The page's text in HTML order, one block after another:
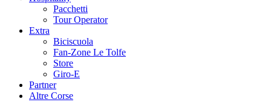
Pacchetti
Tour Operator
Extra
Biciscuola
Fan-Zone Le Tolfe
Store
Giro-E
Partner
Altre Corse